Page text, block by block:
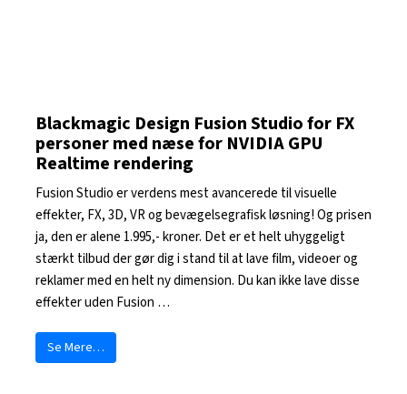
Blackmagic Design Fusion Studio for FX
personer med næse for NVIDIA GPU
Realtime rendering
Fusion Studio er verdens mest avancerede til visuelle
effekter, FX, 3D, VR og bevægelsegrafisk løsning! Og prisen
ja, den er alene 1.995,- kroner. Det er et helt uhyggeligt
stærkt tilbud der gør dig i stand til at lave film, videoer og
reklamer med en helt ny dimension. Du kan ikke lave disse
effekter uden Fusion …
Se Mere…